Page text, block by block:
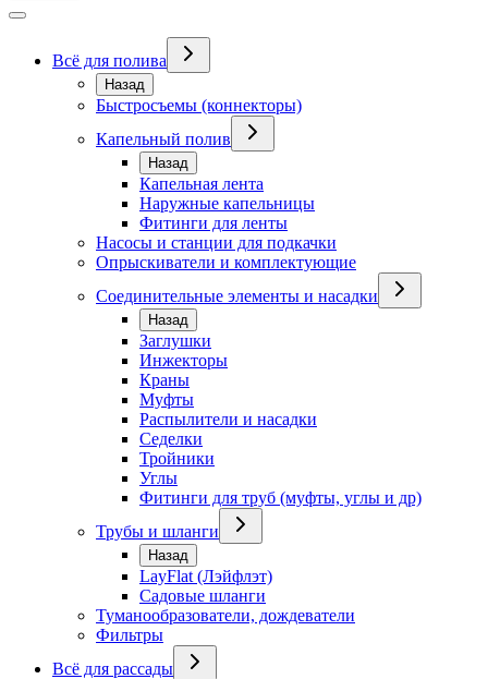
Всё для полива
Назад
Быстросъемы (коннекторы)
Капельный полив
Назад
Капельная лента
Наружные капельницы
Фитинги для ленты
Насосы и станции для подкачки
Опрыскиватели и комплектующие
Соединительные элементы и насадки
Назад
Заглушки
Инжекторы
Краны
Муфты
Распылители и насадки
Седелки
Тройники
Углы
Фитинги для труб (муфты, углы и др)
Трубы и шланги
Назад
LayFlat (Лэйфлэт)
Садовые шланги
Туманообразователи, дождеватели
Фильтры
Всё для рассады